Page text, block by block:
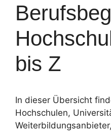
bis Z
In dieser Übersicht
Hochschulen,